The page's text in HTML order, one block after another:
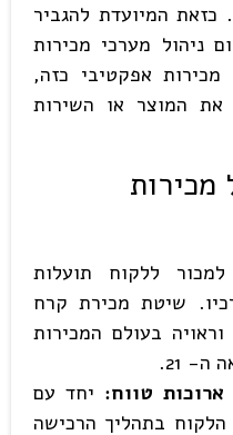
כזאת המיועדת להגביר
ניהול מערכי מכירות
מכירות אפקטיבי כזה,
המוצר או השירות
למכור ללקוח תועלות
שיטת מכירת קרח
בעולם המכירות
21.
טווח: יחד עם
בתהליך הרכישה